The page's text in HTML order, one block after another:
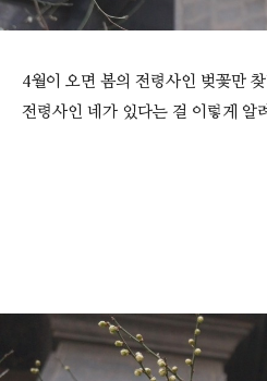
4월이 오면 봄의 전령사인 벚꽃만
전령사인 네가 있다는 걸 이렇게 알